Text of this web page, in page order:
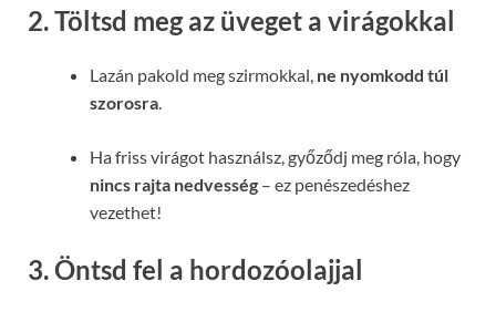
2.Töltsd meg az üveget a virágokkal
Lazán pakold meg szirmokkal, ne nyomkodd túl
szorosra.
Ha friss virágot használsz, győződj meg róla, hogy
nincs rajta nedvesség – ez penészedéshez
vezethet!
3.Öntsd fel a hordozóolajjal